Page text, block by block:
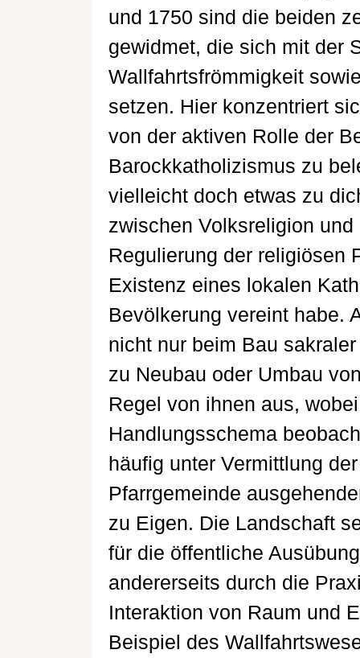
und 1750 sind die beiden
gewidmet, die sich mit der
Wallfahrtsfrömmigkeit
setzen. Hier konzentriert
von der aktiven Rolle der
Barockkatholizismus zu
vielleicht doch etwas zu
zwischen Volksreligion
Regulierung der religiösen
Existenz eines lokalen
Bevölkerung vereint habe.
nicht nur beim Bau
zu Neubau oder Umbau
Regel von ihnen aus,
Handlungsschema
häufig unter Vermittlung
Pfarrgemeinde
zu Eigen. Die Landschaft
für die öffentliche
andererseits durch die
Interaktion von Raum und
Beispiel des